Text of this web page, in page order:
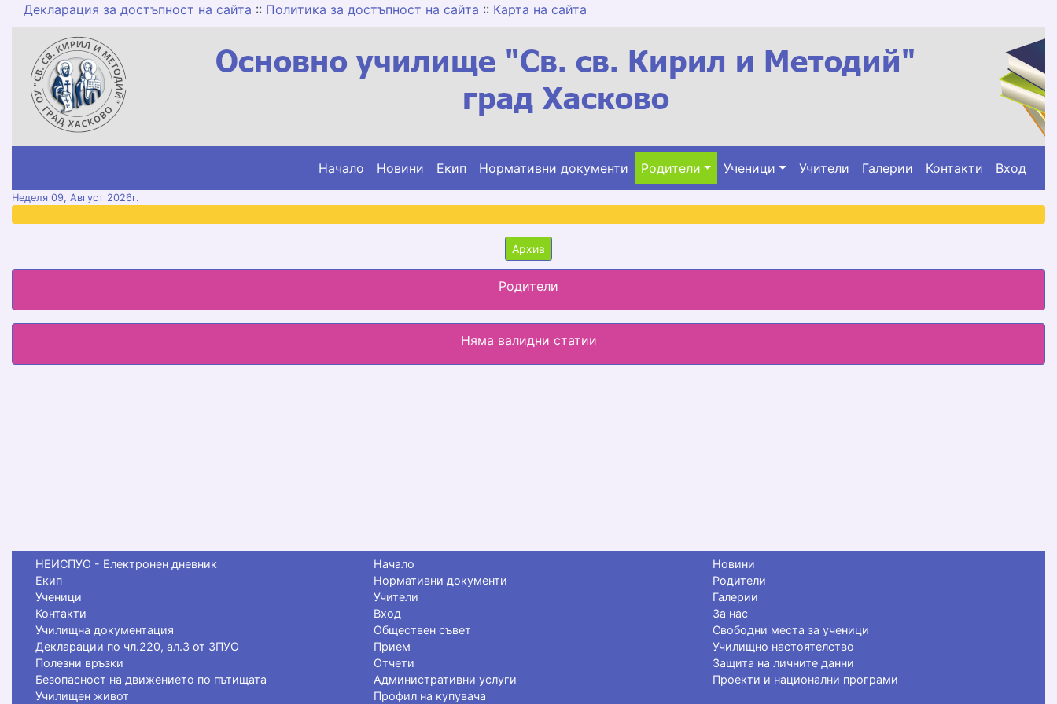
Декларация за достъпност на сайта :: Политика за достъпност на сайта :: Карта на сайта
Начало Новини Екип Нормативни документи Родители Ученици Учители Галерии Контакти Вход
Неделя 09, Август 2026г.
Архив
Родители
Няма валидни статии
НЕИСПУО - Електронен дневник Начало
Новини
Екип
Нормативни документи
Родители
Ученици
Учители
Галерии
Контакти
Вход
За нас
Училищна документация
Обществен съвет
Свободни места за ученици
Декларации по чл.220, ал.3 от ЗПУО
Прием
Училищно настоятелство
Полезни връзки
Отчети
Защита на личните данни
Безопасност на движението по пътищата
Административни услуги
Проекти и национални програми
Училищен живот
Профил на купувача